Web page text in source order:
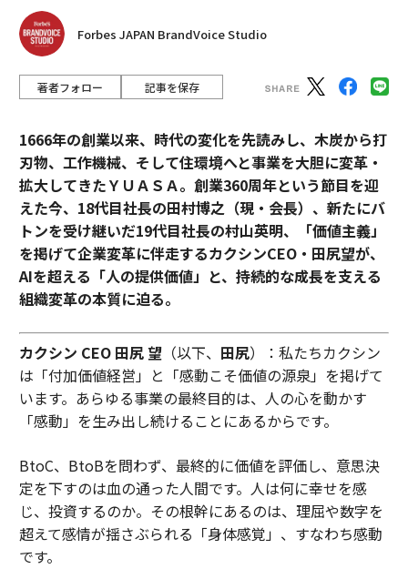
Forbes JAPAN BrandVoice Studio
著者フォロー 記事を保存
1666年の創業以来、時代の変化を先読みし、木炭から打
刃物、工作機械、そして住環境へと事業を大胆に変革・
拡大してきたＹＵＡＳＡ。創業360周年という節目を迎
えた今、18代目社長の田村博之（現・会長）、新たにバ
トンを受け継いだ19代目社長の村山英明、「価値主義」
を掲げて企業変革に伴走するカクシンCEO・田尻望が、
AIを超える「人の提供価値」と、持続的な成長を支える
組織変革の本質に迫る。
カクシン CEO 田尻 望（以下、 田尻）：私たちカクシン
は「付加価値経営」と「感動こそ価値の源泉」を掲げて
います。あらゆる事業の最終目的は、人の心を動かす
「感動」を生み出し続けることにあるからです。
BtoC、BtoBを問わず、最終的に価値を評価し、意思決
定を下すのは血の通った人間です。人は何に幸せを感
じ、投資するのか。その根幹にあるのは、理屈や数字を
超えて感情が揺さぶられる「身体感覚」、すなわち感動
です。